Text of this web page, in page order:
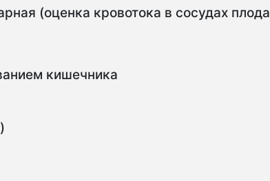
(оценка кровотока в сосудах плода
кишечника